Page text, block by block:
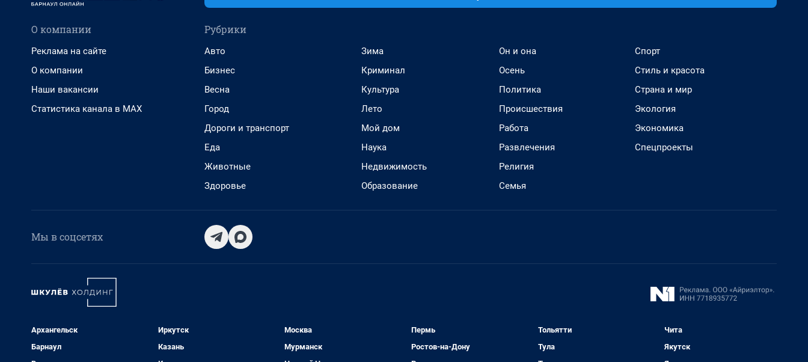
О компании
Реклама на сайте
О компании
Наши вакансии
Статистика канала в MAX
Рубрики
Авто
Бизнес
Весна
Город
Дороги и транспорт
Еда
Животные
Здоровье
Зима
Криминал
Культура
Лето
Мой дом
Наука
Недвижимость
Образование
Он и она
Осень
Политика
Происшествия
Работа
Развлечения
Религия
Семья
Спорт
Стиль и красота
Страна и мир
Экология
Экономика
Спецпроекты
Мы в соцсетях
Архангельск
Барнаул
Иркутск
Казань
Москва
Мурманск
Пермь
Ростов-на-Дону
Тольятти
Тула
Чита
Якутск